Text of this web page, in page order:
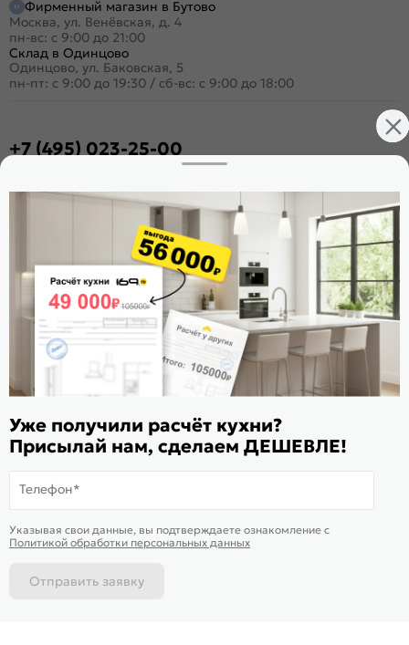
Фирменный магазин в Бутово
Москва, ул. Венёвская, д. 4
пн-вс: с 9:00 до 21:00
Склад в Одинцово
Одинцово, ул. Баковская, 5
пн-пт: с 9:00 до 19:30 / сб-вс: с 9:00 до 18:00
+7 (495) 023-25-00
Стать дилером
Расскажите о нас
Поделиться
Оцените магазин
ИКС 1180
© 2015—2026 Интернет-магазин мебели Mebel169.ru
Пользовательское соглашение
Карта сайта
технологии
Уже получили расчёт кухни?
Присылай нам, сделаем ДЕШЕВЛЕ!
Телефон*
Указывая свои данные, вы подтверждаете ознакомление c
Политикой обработки персональных данных
Отправить заявку